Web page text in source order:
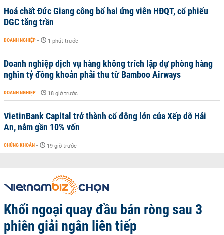
Hoá chất Đức Giang công bố hai ứng viên HĐQT, cổ phiếu
DGC tăng trần
DOANH NGHIỆP - 1 phút trước
Doanh nghiệp dịch vụ hàng không trích lập dự phòng hàng
nghìn tỷ đồng khoản phải thu từ Bamboo Airways
DOANH NGHIỆP - 18 giờ trước
VietinBank Capital trở thành cổ đông lớn của Xếp dỡ Hải
An, nắm gần 10% vốn
CHỨNG KHOÁN - 19 giờ trước
Khối ngoại quay đầu bán ròng sau 3
phiên giải ngân liên tiếp